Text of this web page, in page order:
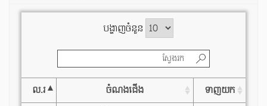
បង្ហាញចំនួន
ល.រ ចំណងជើង ទាញយក